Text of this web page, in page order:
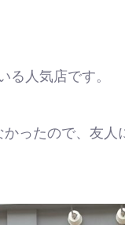
る人気店です。
ったので、友